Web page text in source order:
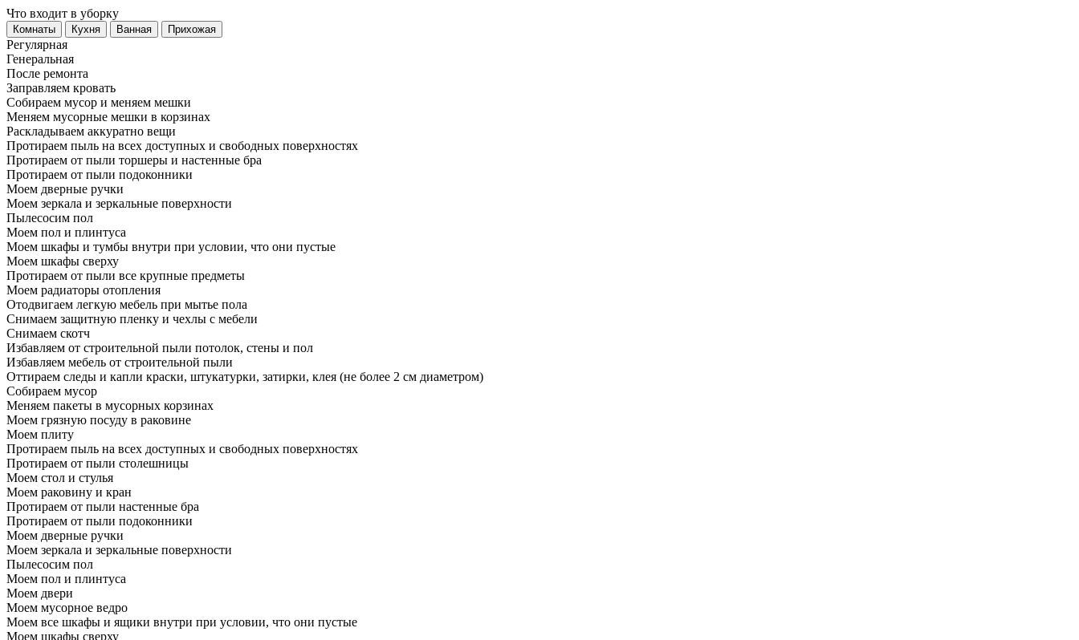
Что входит в уборку
Регу­лярная
Гене­ральная
После ремонта
Заправляем кровать
Собираем мусор и меняем мешки
Меняем мусорные мешки в корзинах
Раскладываем аккуратно вещи
Протираем пыль на всех доступных и свободных поверхностях
Протираем от пыли торшеры и настенные бра
Протираем от пыли подоконники
Моем дверные ручки
Моем зеркала и зеркальные поверхности
Пылесосим пол
Моем пол и плинтуса
Моем шкафы и тумбы внутри при условии, что они пустые
Моем шкафы сверху
Протираем от пыли все крупные предметы
Моем радиаторы отопления
Отодвигаем легкую мебель при мытье пола
Снимаем защитную пленку и чехлы с мебели
Снимаем скотч
Избавляем от строительной пыли потолок, стены и пол
Избавляем мебель от строительной пыли
Оттираем следы и капли краски, штукатурки, затирки, клея (не более 2 см диаметром)
Собираем мусор
Меняем пакеты в мусорных корзинах
Моем грязную посуду в раковине
Моем плиту
Протираем пыль на всех доступных и свободных поверхностях
Протираем от пыли столешницы
Моем стол и стулья
Моем раковину и кран
Протираем от пыли настенные бра
Протираем от пыли подоконники
Моем дверные ручки
Моем зеркала и зеркальные поверхности
Пылесосим пол
Моем пол и плинтуса
Моем двери
Моем мусорное ведро
Моем все шкафы и ящики внутри при условии, что они пустые
Моем шкафы сверху